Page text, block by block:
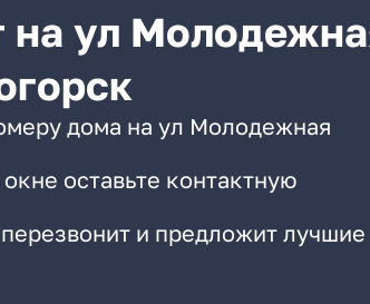
на ул
дома на ул Молодежная
оставьте контактную
и предложит лучшие